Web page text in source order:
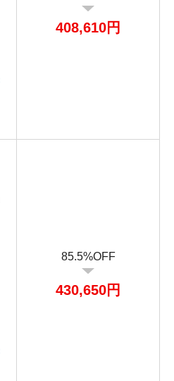
408,610円
85.5%OFF
430,650円